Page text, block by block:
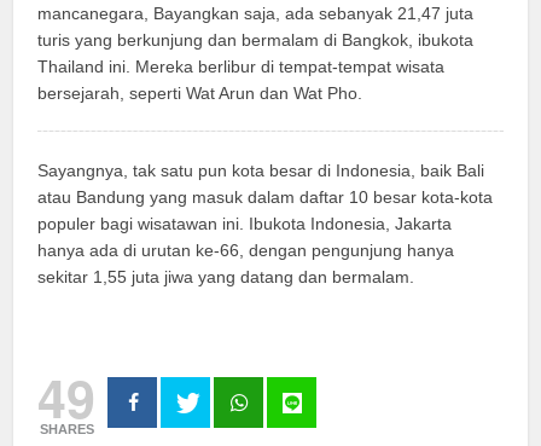
mancanegara, Bayangkan saja, ada sebanyak 21,47 juta
turis yang berkunjung dan bermalam di Bangkok, ibukota
Thailand ini. Mereka berlibur di tempat-tempat wisata
bersejarah, seperti Wat Arun dan Wat Pho.
Sayangnya, tak satu pun kota besar di Indonesia, baik Bali
atau Bandung yang masuk dalam daftar 10 besar kota-kota
populer bagi wisatawan ini. Ibukota Indonesia, Jakarta
hanya ada di urutan ke-66, dengan pengunjung hanya
sekitar 1,55 juta jiwa yang datang dan bermalam.
49
SHARES